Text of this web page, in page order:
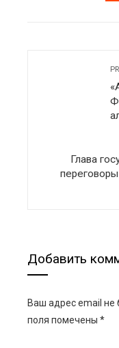
Глава
Добавить
Ваш адрес email не
поля помечены *